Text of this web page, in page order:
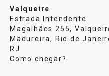
Valqueire
Estrada Intendente
Magalhães 255,
Madureira, Rio de
RJ
Como chegar?